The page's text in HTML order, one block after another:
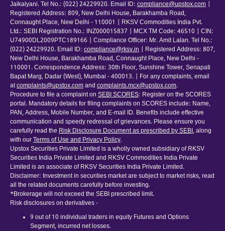
Jaikalyani. Tel No.: (022) 24229920. Email ID: compliance@upstox.com
Registered Address: 809, New Delhi House, Barakhamba Road,
Connaught Place, New Delhi - 110001 | RKSV Commodities India Pvt.
Ltd.: SEBI Registration No.: INZ000015837 | MCX TM Code: 46510 | CIN:
U74900DL2009PTC189166 | Compliance Officer: Mr. Amit Lalan. Tel No.:
(022) 24229920. Email ID: compliance@rksv.in
| Registered Address: 807,
New Delhi House, Barakhamba Road, Connaught Place, New Delhi -
110001. Correspondence Address: 30th Floor, Sunshine Tower, Senapati
Bapat Marg, Dadar (West), Mumbai - 400013. | For any complaints, email
atcomplaints@upstox.comand complaints.mcx@upstox.com.
Procedure to file a complaint on SEBI SCORES: Register on the SCORES
portal. Mandatory details for filing complaints on SCORES include: Name,
PAN, Address, Mobile Number, and E-mail ID. Benefits include effective
communication and speedy redressal of grievances. Please ensure you
carefully read the Risk Disclosure Document as prescribed by SEBI, along
with ourTerms of Use and Privacy Policy.
Upstox Securities Private Limited is a wholly owned subsidiary of RKSV
Securities India Private Limited and RKSV Commodities India Private
Limited is an associate of RKSV Securities India Private Limited.
Disclaimer: Investment in securities market are subject to market risks, read
all the related documents carefully before investing.
*Brokerage will not exceed the SEBI prescribed limit.
Risk disclosures on derivatives -
9 out of 10 individual traders in equity Futures and Options
Segment, incurred net losses.